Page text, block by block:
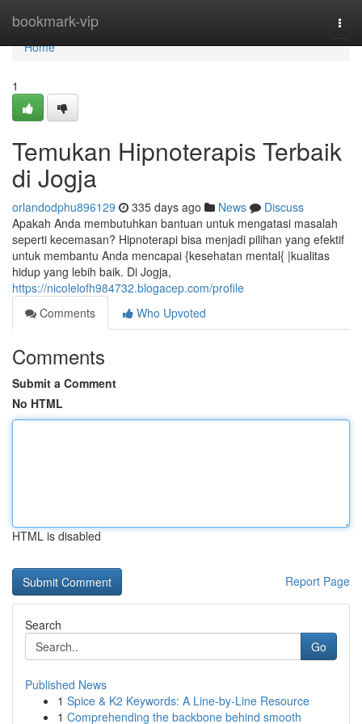
bookmark-vip
Home
Home
1
Temukan Hipnoterapis Terbaik
di Jogja
orlandodphu896129 335 days ago News
Discuss
Apakah Anda membutuhkan bantuan untuk mengatasi masalah
seperti kecemasan? Hipnoterapi bisa menjadi pilihan yang efektif
untuk membantu Anda mencapai {kesehatan mental{ |kualitas
hidup yang lebih baik. Di Jogja,
https://nicolelofh984732.blogacep.com/profile
Comments
Who Upvoted
Comments
Submit a Comment
No HTML
HTML is disabled
Report Page
Search
Go
Published News
1 Spice & K2 Keywords: A Line-by-Line Resource
1 Comprehending the backbone behind smooth